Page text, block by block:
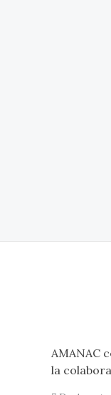
AMANAC
la